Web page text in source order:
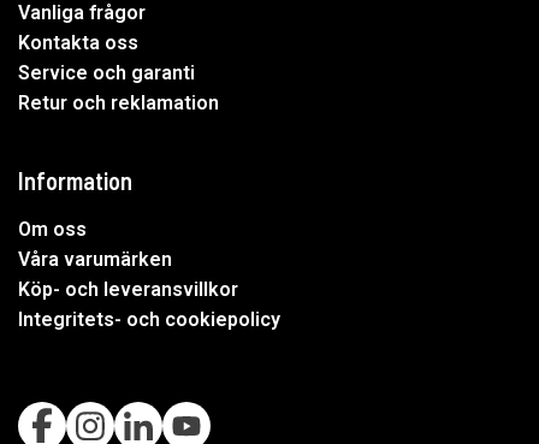
Vanliga frågor
Kontakta oss
Service och garanti
Retur och reklamation
Information
Om oss
Våra varumärken
Köp- och leveransvillkor
Integritets- och cookiepolicy